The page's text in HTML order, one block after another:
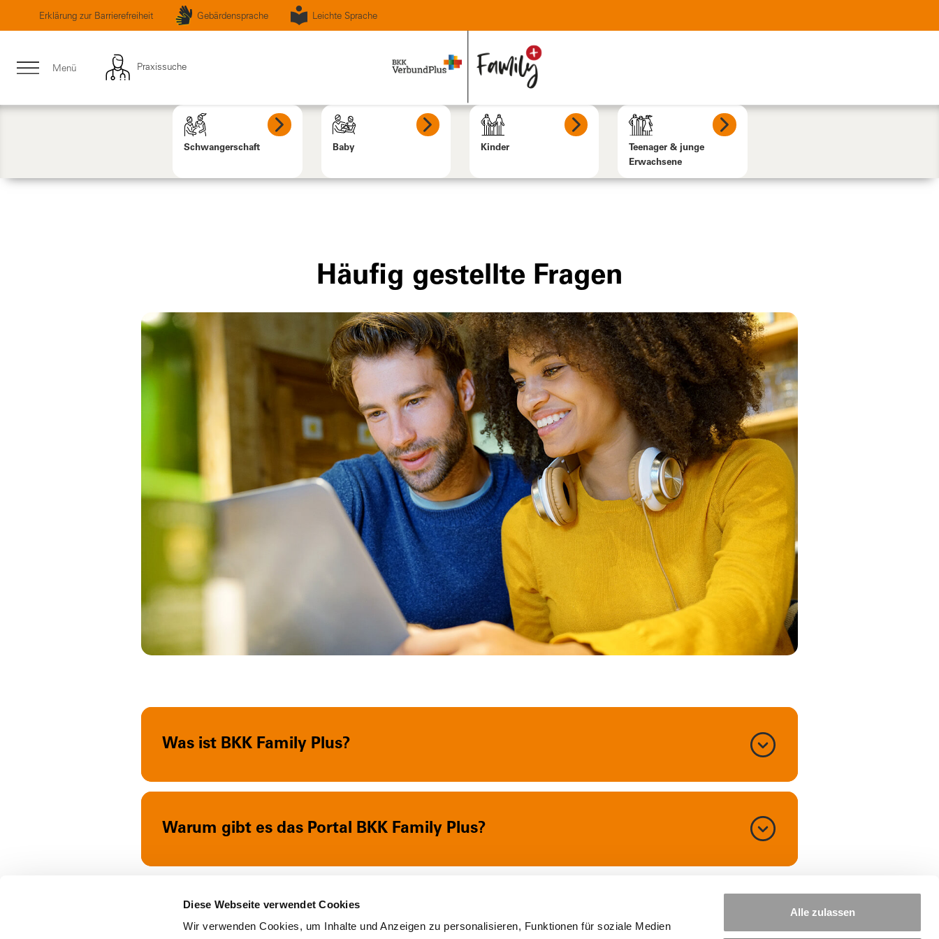
Diese Webseite verwendet Cookies
Wir verwenden Cookies, um Inhalte und Anzeigen zu personalisieren, Funktionen für soziale Medien
Alle zulassen
Erklärung zur Barrierefreiheit Gebärdensprache Leichte Sprache
Menü Praxissuche
Schwangerschaft Baby Kinder
Teenager & junge
Erwachsene
Häufig gestellte Fragen
Was ist BKK Family Plus?
Warum gibt es das Portal BKK Family Plus?
Wie kann ich von den Plus-Leistungen profitieren?